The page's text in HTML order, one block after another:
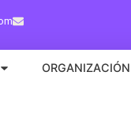
ORGANIZACIÓN